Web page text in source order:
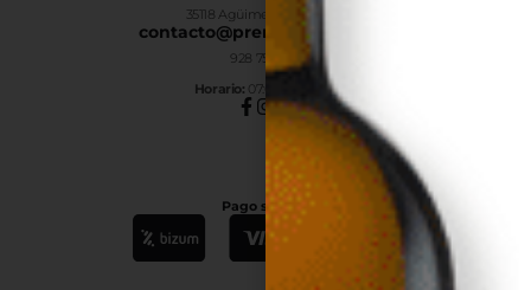
35118 Agüimes, Las Palmas
contacto@premiumdrinks.es
928 754 363
Horario: 07:00h a 15:00h
Pago seguro